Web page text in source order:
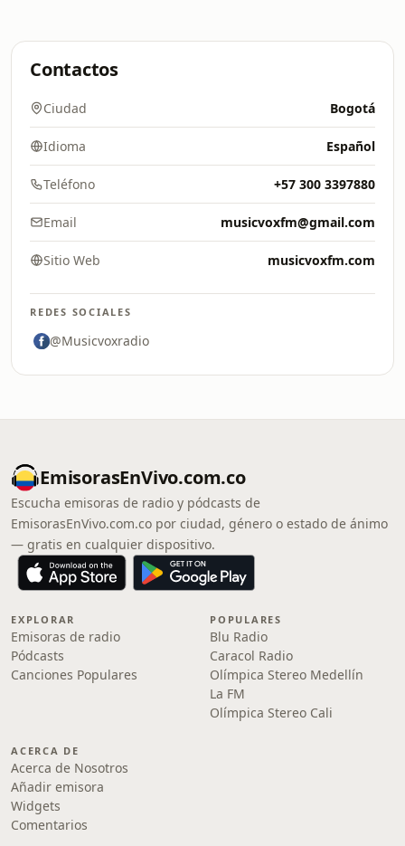
Contactos
Ciudad Bogotá
Idioma Español
Teléfono +57 300 3397880
Email musicvoxfm@gmail.com
Sitio Web musicvoxfm.com
REDES SOCIALES
@Musicvoxradio
EmisorasEnVivo.com.co
Escucha emisoras de radio y pódcasts de
EmisorasEnVivo.com.co por ciudad, género o estado de ánimo
— gratis en cualquier dispositivo.
EXPLORAR
Emisoras de radio
Pódcasts
Canciones Populares
POPULARES
Blu Radio
Caracol Radio
Olímpica Stereo Medellín
La FM
Olímpica Stereo Cali
ACERCA DE
Acerca de Nosotros
Añadir emisora
Widgets
Comentarios